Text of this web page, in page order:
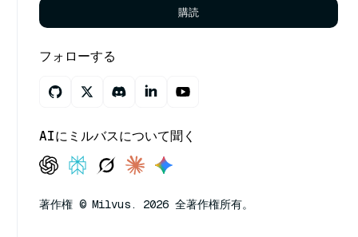
購読
フォローする
AIにミルバスについて聞く
著作権 © Milvus. 2026 全著作権所有。